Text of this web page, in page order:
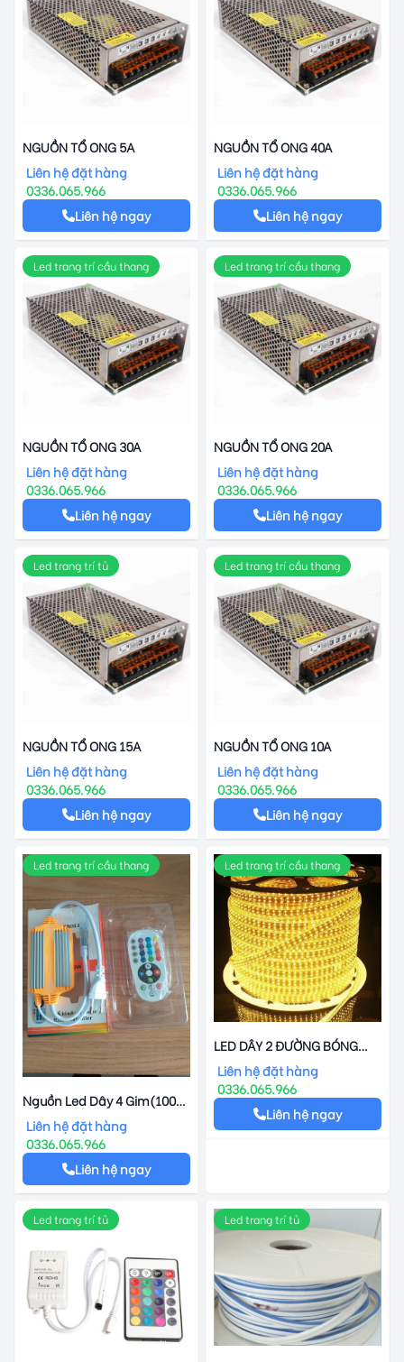
NGUỒN TỔ ONG 5A
Liên hệ đặt hàng
0336.065.966
Liên hệ ngay
NGUỒN TỔ ONG 40A
Liên hệ đặt hàng
0336.065.966
Liên hệ ngay
Led trang trí cầu thang
NGUỒN TỔ ONG 30A
Liên hệ đặt hàng
0336.065.966
Liên hệ ngay
Led trang trí cầu thang
NGUỒN TỔ ONG 20A
Liên hệ đặt hàng
0336.065.966
Liên hệ ngay
Led trang trí tủ
NGUỒN TỔ ONG 15A
Liên hệ đặt hàng
0336.065.966
Liên hệ ngay
Led trang trí cầu thang
NGUỒN TỔ ONG 10A
Liên hệ đặt hàng
0336.065.966
Liên hệ ngay
Led trang trí cầu thang
Nguồn Led Dây 4 Gim(100
Mét)
Liên hệ đặt hàng
0336.065.966
Liên hệ ngay
Led trang trí cầu thang
LED DÂY 2 ĐƯỜNG BÓNG
2835 (CUỘN 100 MÉT ĐỦ )
Liên hệ đặt hàng
0336.065.966
Liên hệ ngay
Led trang trí tủ Led trang trí tủ